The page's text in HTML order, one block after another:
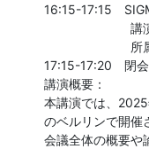
16:15-17:15　
講演者：
所属：日
17:15-17:20　閉会
講演概要：
本講演では、
のベルリンで開催
会議全体の概要や